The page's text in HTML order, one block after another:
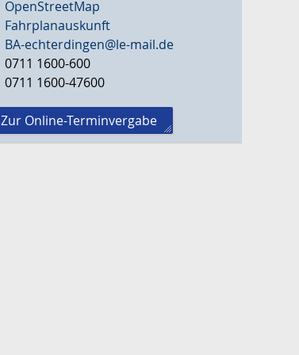
OpenStreetMap
Fahrplanauskunft
BA-echterdingen@le-mail.de
0711 1600-600
0711 1600-47600
Zur Online-Terminvergabe